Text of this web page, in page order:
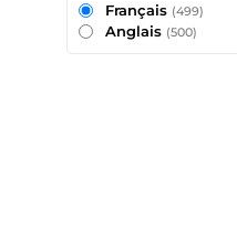
Français (499)
Anglais (500)